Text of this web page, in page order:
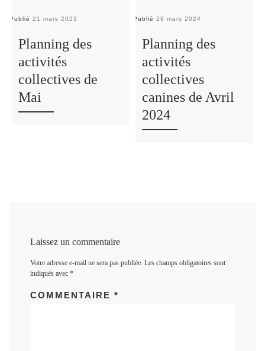
Publié21 mars 2023
Planning des
activités
collectives de
Mai
Publié29 mars 2024
Planning des
activités
collectives
canines de Avril
2024
Laissez un commentaire
Votre adresse e-mail ne sera pas publiée. Les champs obligatoires sont
indiqués avec*
COMMENTAIRE*